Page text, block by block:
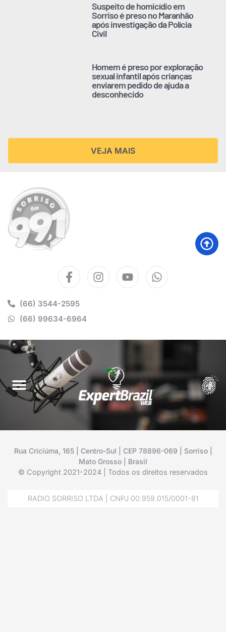
Suspeito de homicídio em
Sorriso é preso no Maranhão
após investigação da Polícia
Civil
Homem é preso por exploração
sexual infantil após crianças
enviarem pedido de ajuda a
desconhecido
VEJA MAIS
(66) 3544-2595
(66) 99634-6964
Rua Criciúma, 165 | Centro-Sul | CEP 78896-069 | Sorriso |
Mato Grosso | Brasil
© Copyright 2021-2024 | Todos os direitos reservados
RADIO SORRISO LTDA | CNPJ 00.959.015/0001-81